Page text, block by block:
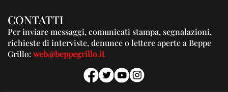
CONTATTI
Per inviare messaggi, comunicati stampa, segnalazioni,
richieste di interviste, denunce o lettere aperte a Beppe
Grillo:web@beppegrillo.it